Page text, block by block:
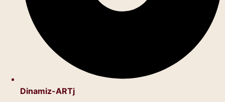
Dinamiz-ARTj